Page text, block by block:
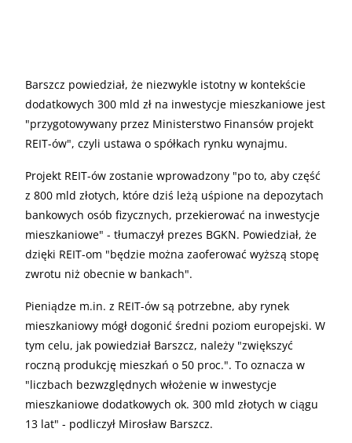
Barszcz powiedział, że niezwykle istotny w kontekście
dodatkowych 300 mld zł na inwestycje mieszkaniowe jest
"przygotowywany przez Ministerstwo Finansów projekt
REIT-ów", czyli ustawa o spółkach rynku wynajmu.
Projekt REIT-ów zostanie wprowadzony "po to, aby część
z 800 mld złotych, które dziś leżą uśpione na depozytach
bankowych osób fizycznych, przekierować na inwestycje
mieszkaniowe" - tłumaczył prezes BGKN. Powiedział, że
dzięki REIT-om "będzie można zaoferować wyższą stopę
zwrotu niż obecnie w bankach".
Pieniądze m.in. z REIT-ów są potrzebne, aby rynek
mieszkaniowy mógł dogonić średni poziom europejski. W
tym celu, jak powiedział Barszcz, należy "zwiększyć
roczną produkcję mieszkań o 50 proc.". To oznacza w
"liczbach bezwzględnych włożenie w inwestycje
mieszkaniowe dodatkowych ok. 300 mld złotych w ciągu
13 lat" - podliczył Mirosław Barszcz.